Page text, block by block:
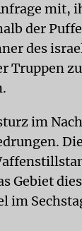
mit,
der
des
Truppen
im
Gebiet